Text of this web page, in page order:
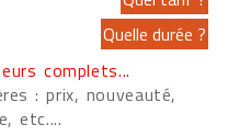
complets...
: prix, nouveauté,
etc....